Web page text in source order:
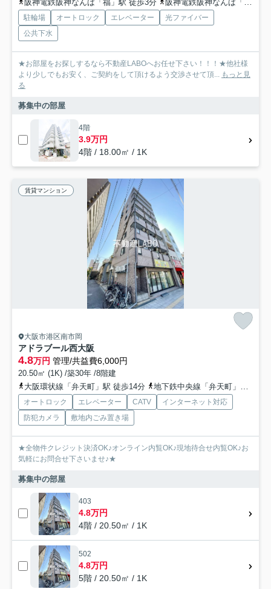
阪神電鉄阪神なんば「福」駅 徒歩3分 阪神電鉄阪神なんば「出来島」駅 徒歩9分
駐輪場 オートロック エレベーター
光ファイバー
公共下水
★お部屋をお探しするなら不動産LABOへお任せ下さい！！！★他社様
より少しでもお安く、ご契約をして頂けるよう交渉させて頂... もっと見
る
募集中の部屋
4階
3.9万円
4階 / 18.00㎡ / 1K
賃貸マンション
大阪市港区南市岡
アドラブール西大阪
4.8万円 管理/共益費6,000円
20.50㎡ (1K) /築30年 /8階建
大阪環状線「弁天町」駅 徒歩14分
地下鉄中央線「弁天町」駅 徒歩13分
オートロック エレベーター CATV
インターネット対応
防犯カメラ
敷地内ごみ置き場
★全物件クレジット決済OK♪オンライン内覧OK♪現地待合せ内覧OK♪お
気軽にお問合せ下さいませ♪★
募集中の部屋
403
4.8万円
4階 / 20.50㎡ / 1K
502
4.8万円
5階 / 20.50㎡ / 1K